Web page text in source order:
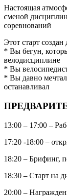
Настоящая
сменой
соревнований
Этот старт создан
* Вы бегун,
велодисциплине
* Вы
* Вы давно
останавливал
13:00 – 17:00 –
17:20 -18:00 –
18:20 – Брифинг,
18:30 – Старт на
20:00 –